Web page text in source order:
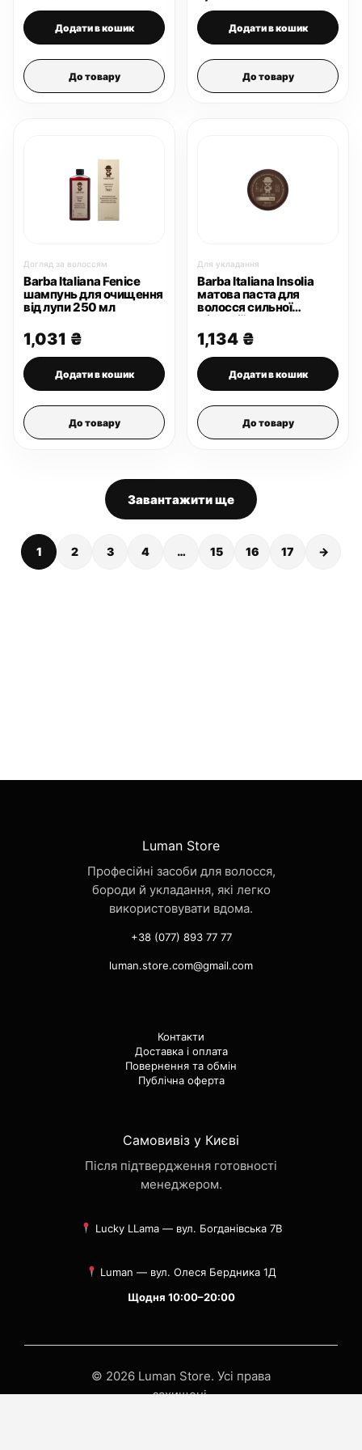
Додати в кошик
До товару
Додати в кошик
До товару
Догляд за волоссям
Barba Italiana Fenice
шампунь для очищення
від лупи 250 мл
1,031 ₴
Додати в кошик
До товару
Для укладання
Barba Italiana Insolia
матова паста для
волосся сильної
фіксації 100 мл
1,134 ₴
Додати в кошик
До товару
Завантажити ще
1 2 3 4 … 15 16 17 →
Luman Store
Професійні засоби для волосся,
бороди й укладання, які легко
використовувати вдома.
+38 (077) 893 77 77
luman.store.com@gmail.com
Контакти
Доставка і оплата
Повернення та обмін
Публічна оферта
Самовивіз у Києві
Після підтвердження готовності
менеджером.
Lucky LLama — вул. Богданівська 7В
Luman — вул. Олеся Бердника 1Д
Щодня 10:00–20:00
© 2026 Luman Store. Усі права
захищені.